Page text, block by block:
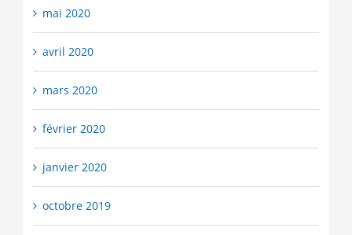
mai 2020
avril 2020
mars 2020
février 2020
janvier 2020
octobre 2019